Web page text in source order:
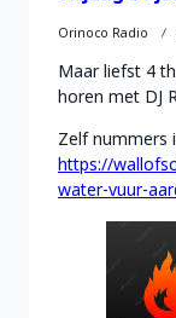
Orinoco Radio
Maar liefst 4
horen met DJ
Zelf nummers
https://
water-vuur-